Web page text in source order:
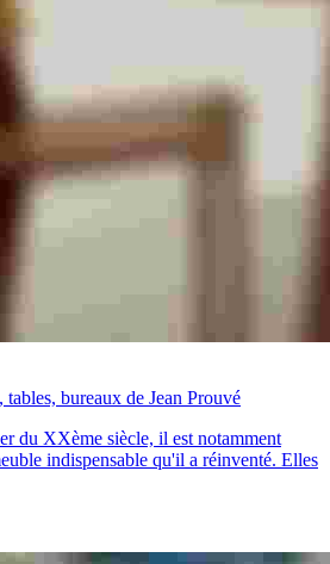
tables, bureaux de Jean Prouvé
du XXème siècle, il est notamment
indispensable qu'il a réinventé. Elles